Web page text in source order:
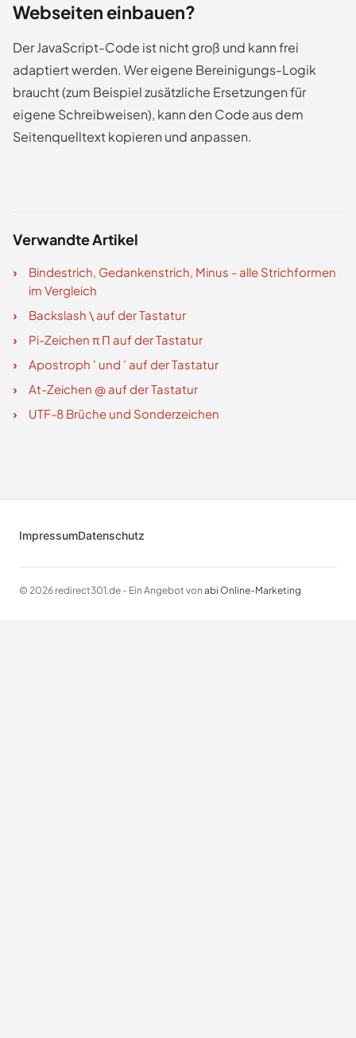
Webseiten einbauen?
Der JavaScript-Code ist nicht groß und kann frei
adaptiert werden. Wer eigene Bereinigungs-Logik
braucht (zum Beispiel zusätzliche Ersetzungen für
eigene Schreibweisen), kann den Code aus dem
Seitenquelltext kopieren und anpassen.
Verwandte Artikel
Bindestrich, Gedankenstrich, Minus - alle Strichformen
im Vergleich
Backslash \ auf der Tastatur
Pi-Zeichen π Π auf der Tastatur
Apostroph ' und ’ auf der Tastatur
At-Zeichen @ auf der Tastatur
UTF-8 Brüche und Sonderzeichen
ImpressumDatenschutz
© 2026 redirect301.de - Ein Angebot von abi Online-Marketing